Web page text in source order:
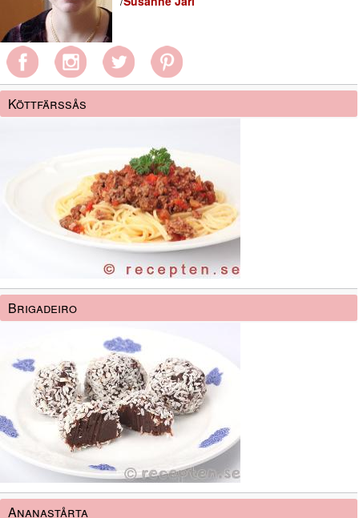
Köttfärssås
Brigadeiro
Ananastårta